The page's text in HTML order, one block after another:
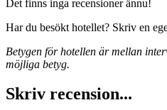
Det finns inga recensioner ännu!
Har du besökt hotellet? Skriv en
Betygen för hotellen är mellan
möjliga betyg.
Skriv recension...